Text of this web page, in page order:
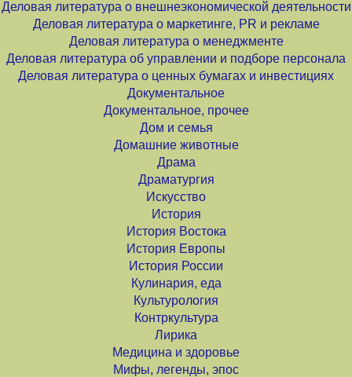
Деловая литература о внешнеэкономической деятельности
Деловая литература о маркетинге, PR и рекламе
Деловая литература о менеджменте
Деловая литература об управлении и подборе персонала
Деловая литература о ценных бумагах и инвестициях
Документальное
Документальное, прочее
Дом и семья
Домашние животные
Драма
Драматургия
Искусство
История
История Востока
История Европы
История России
Кулинария, еда
Культурология
Контркультура
Лирика
Медицина и здоровье
Мифы, легенды, эпос